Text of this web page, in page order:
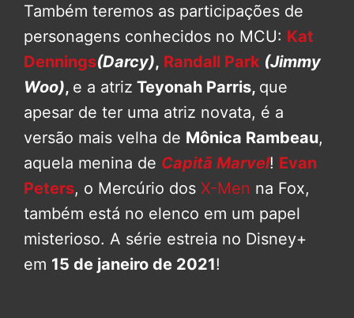
Também teremos as participações de
personagens conhecidos no MCU: Kat
Dennings(Darcy), Randall Park (Jimmy
Woo), e a atriz Teyonah Parris, que
apesar de ter uma atriz novata, é a
versão mais velha de Mônica Rambeau,
aquela menina de Capitã Marvel! Evan
Peters, o Mercúrio dos X-Men na Fox,
também está no elenco em um papel
misterioso. A série estreia no Disney+
em 15 de janeiro de 2021!